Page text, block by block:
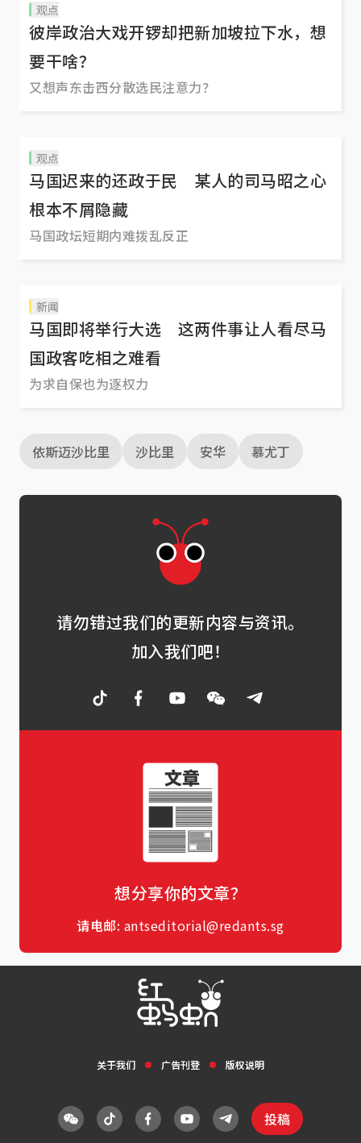
观点
彼岸政治大戏开锣却把新加坡拉下水，想
要干啥？
又想声东击西分散选民注意力？
观点
马国迟来的还政于民 某人的司马昭之心
根本不屑隐藏
马国政坛短期内难拨乱反正
新闻
马国即将举行大选 这两件事让人看尽马
国政客吃相之难看
为求自保也为逐权力
依斯迈沙比里 沙比里 安华 慕尤丁
请勿错过我们的更新内容与资讯。
加入我们吧！
想分享你的文章？
请电邮: antseditorial@redants.sg
关于我们 广告刊登 版权说明
投稿